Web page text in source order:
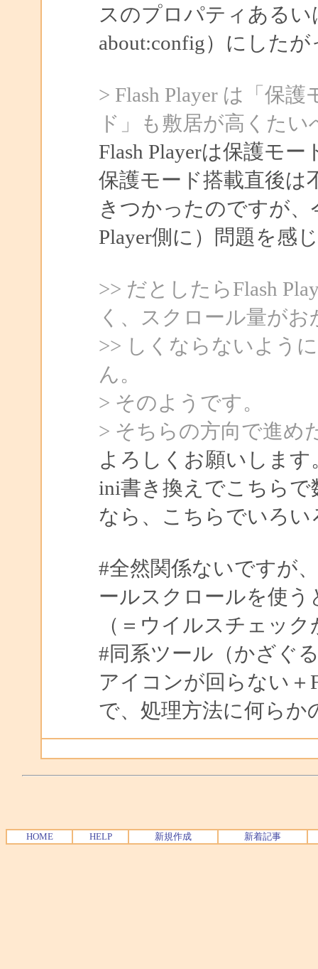
スのプロパティある
about:config）にした
> Flash Player は「保
ド」も敷居が高くた
Flash Playerは保護モ
保護モード搭載直後は
きつかったのですが、
Player側に）問題を感
>> だとしたらFlash
く、スクロール量がお
>> しくならないよう
ん。
> そのようです。
> そちらの方向で進め
よろしくお願いします
ini書き換えでこちら
なら、こちらでいろ
#全然関係ないですが
ールスクロールを使う
（＝ウイルスチェッ
#同系ツール（かざぐ
アイコンが回らない＋
で、処理方法に何ら
HOME HELP 新規作成 新着記事